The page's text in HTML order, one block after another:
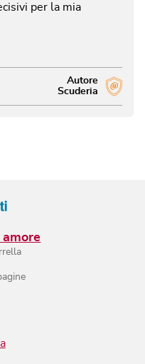
per la mia
Autore
Scuderia
amore